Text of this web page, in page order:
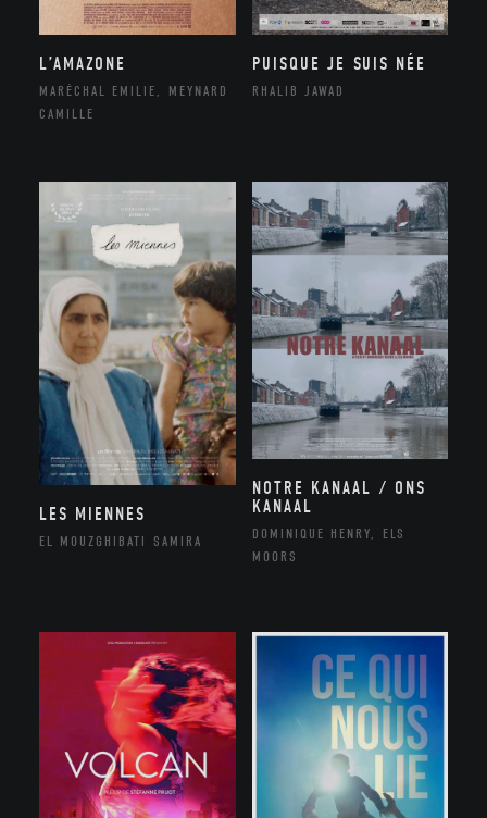
L’AMAZONE
MARÉCHAL EMILIE, MEYNARD
CAMILLE
PUISQUE JE SUIS NÉE
RHALIB JAWAD
LES MIENNES
EL MOUZGHIBATI SAMIRA
NOTRE KANAAL / ONS
KANAAL
DOMINIQUE HENRY, ELS
MOORS